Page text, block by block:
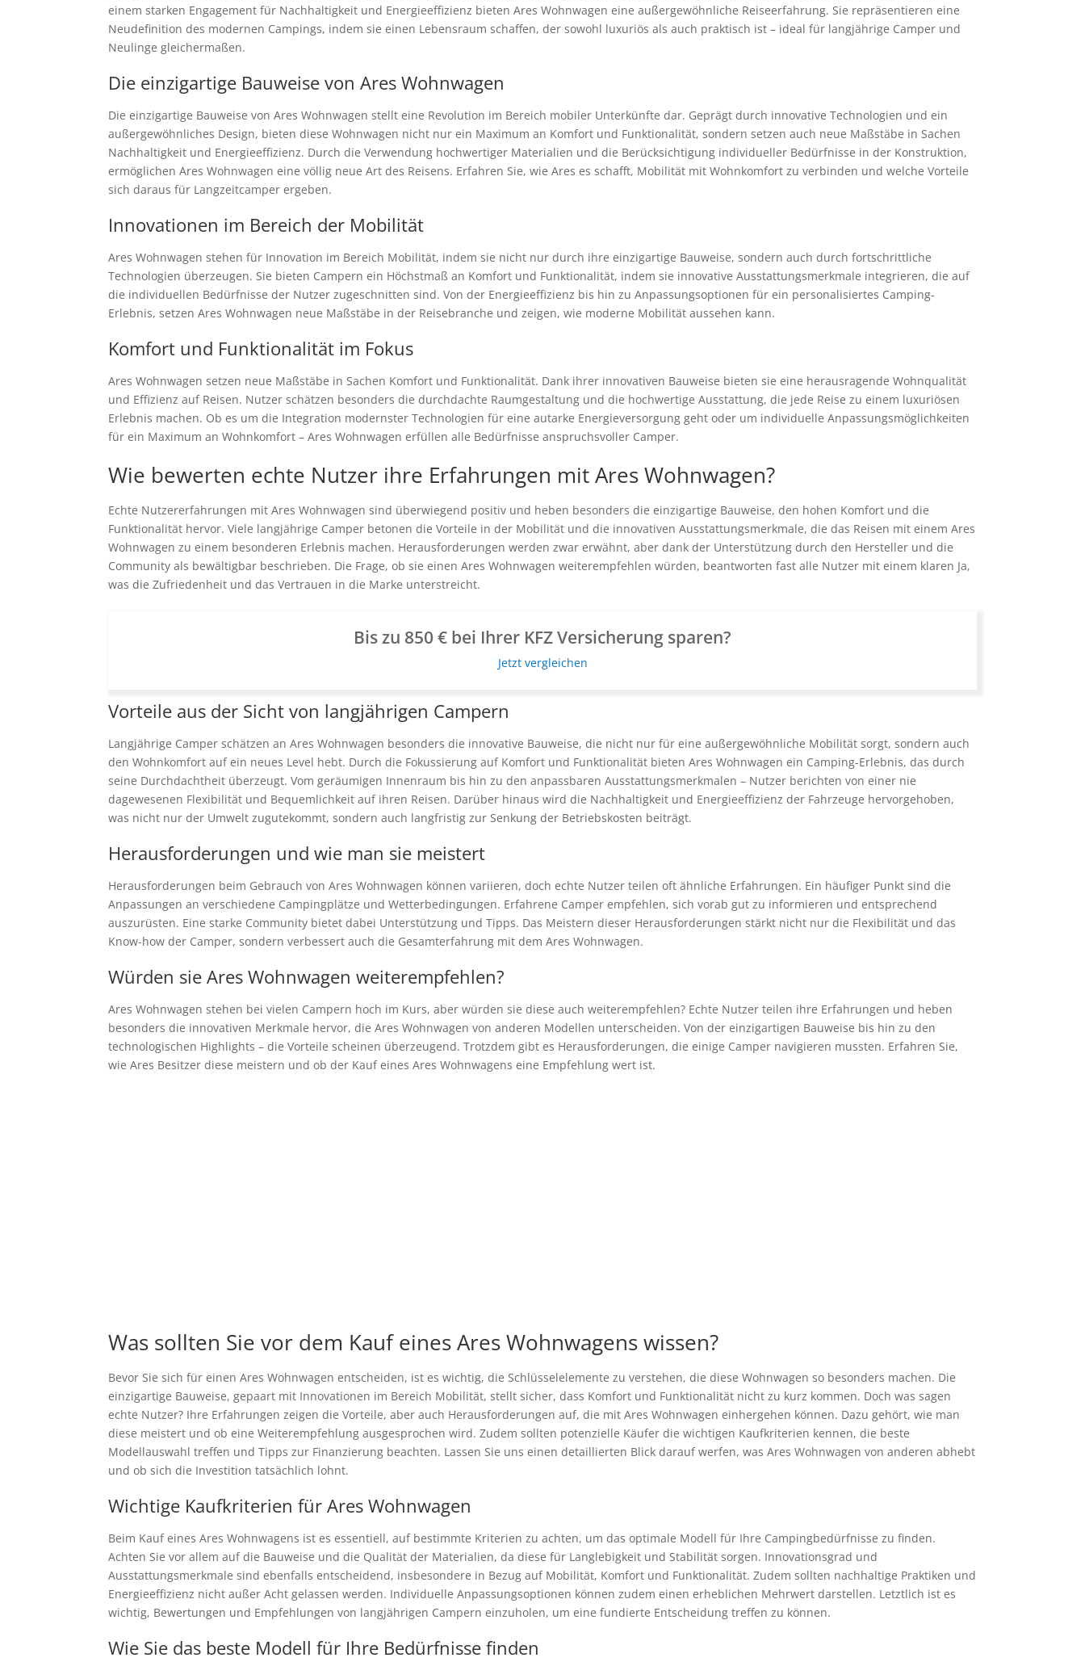
einem starken Engagement für Nachhaltigkeit und Energieeffizienz bieten Ares Wohnwagen eine außergewöhnliche Reiseerfahrung. Sie repräsentieren eine
Neudefinition des modernen Campings, indem sie einen Lebensraum schaffen, der sowohl luxuriös als auch praktisch ist – ideal für langjährige Camper und
Neulinge gleichermaßen.
Die einzigartige Bauweise von Ares Wohnwagen
Die einzigartige Bauweise von Ares Wohnwagen stellt eine Revolution im Bereich mobiler Unterkünfte dar. Geprägt durch innovative Technologien und ein
außergewöhnliches Design, bieten diese Wohnwagen nicht nur ein Maximum an Komfort und Funktionalität, sondern setzen auch neue Maßstäbe in Sachen
Nachhaltigkeit und Energieeffizienz. Durch die Verwendung hochwertiger Materialien und die Berücksichtigung individueller Bedürfnisse in der Konstruktion,
ermöglichen Ares Wohnwagen eine völlig neue Art des Reisens. Erfahren Sie, wie Ares es schafft, Mobilität mit Wohnkomfort zu verbinden und welche Vorteile
sich daraus für Langzeitcamper ergeben.
Innovationen im Bereich der Mobilität
Ares Wohnwagen stehen für Innovation im Bereich Mobilität, indem sie nicht nur durch ihre einzigartige Bauweise, sondern auch durch fortschrittliche
Technologien überzeugen. Sie bieten Campern ein Höchstmaß an Komfort und Funktionalität, indem sie innovative Ausstattungsmerkmale integrieren, die auf
die individuellen Bedürfnisse der Nutzer zugeschnitten sind. Von der Energieeffizienz bis hin zu Anpassungsoptionen für ein personalisiertes Camping-
Erlebnis, setzen Ares Wohnwagen neue Maßstäbe in der Reisebranche und zeigen, wie moderne Mobilität aussehen kann.
Komfort und Funktionalität im Fokus
Ares Wohnwagen setzen neue Maßstäbe in Sachen Komfort und Funktionalität. Dank ihrer innovativen Bauweise bieten sie eine herausragende Wohnqualität
und Effizienz auf Reisen. Nutzer schätzen besonders die durchdachte Raumgestaltung und die hochwertige Ausstattung, die jede Reise zu einem luxuriösen
Erlebnis machen. Ob es um die Integration modernster Technologien für eine autarke Energieversorgung geht oder um individuelle Anpassungsmöglichkeiten
für ein Maximum an Wohnkomfort – Ares Wohnwagen erfüllen alle Bedürfnisse anspruchsvoller Camper.
Wie bewerten echte Nutzer ihre Erfahrungen mit Ares Wohnwagen?
Echte Nutzererfahrungen mit Ares Wohnwagen sind überwiegend positiv und heben besonders die einzigartige Bauweise, den hohen Komfort und die
Funktionalität hervor. Viele langjährige Camper betonen die Vorteile in der Mobilität und die innovativen Ausstattungsmerkmale, die das Reisen mit einem Ares
Wohnwagen zu einem besonderen Erlebnis machen. Herausforderungen werden zwar erwähnt, aber dank der Unterstützung durch den Hersteller und die
Community als bewältigbar beschrieben. Die Frage, ob sie einen Ares Wohnwagen weiterempfehlen würden, beantworten fast alle Nutzer mit einem klaren Ja,
was die Zufriedenheit und das Vertrauen in die Marke unterstreicht.
Bis zu 850 € bei Ihrer KFZ Versicherung sparen?
Jetzt vergleichen
Vorteile aus der Sicht von langjährigen Campern
Langjährige Camper schätzen an Ares Wohnwagen besonders die innovative Bauweise, die nicht nur für eine außergewöhnliche Mobilität sorgt, sondern auch
den Wohnkomfort auf ein neues Level hebt. Durch die Fokussierung auf Komfort und Funktionalität bieten Ares Wohnwagen ein Camping-Erlebnis, das durch
seine Durchdachtheit überzeugt. Vom geräumigen Innenraum bis hin zu den anpassbaren Ausstattungsmerkmalen – Nutzer berichten von einer nie
dagewesenen Flexibilität und Bequemlichkeit auf ihren Reisen. Darüber hinaus wird die Nachhaltigkeit und Energieeffizienz der Fahrzeuge hervorgehoben,
was nicht nur der Umwelt zugutekommt, sondern auch langfristig zur Senkung der Betriebskosten beiträgt.
Herausforderungen und wie man sie meistert
Herausforderungen beim Gebrauch von Ares Wohnwagen können variieren, doch echte Nutzer teilen oft ähnliche Erfahrungen. Ein häufiger Punkt sind die
Anpassungen an verschiedene Campingplätze und Wetterbedingungen. Erfahrene Camper empfehlen, sich vorab gut zu informieren und entsprechend
auszurüsten. Eine starke Community bietet dabei Unterstützung und Tipps. Das Meistern dieser Herausforderungen stärkt nicht nur die Flexibilität und das
Know-how der Camper, sondern verbessert auch die Gesamterfahrung mit dem Ares Wohnwagen.
Würden sie Ares Wohnwagen weiterempfehlen?
Ares Wohnwagen stehen bei vielen Campern hoch im Kurs, aber würden sie diese auch weiterempfehlen? Echte Nutzer teilen ihre Erfahrungen und heben
besonders die innovativen Merkmale hervor, die Ares Wohnwagen von anderen Modellen unterscheiden. Von der einzigartigen Bauweise bis hin zu den
technologischen Highlights – die Vorteile scheinen überzeugend. Trotzdem gibt es Herausforderungen, die einige Camper navigieren mussten. Erfahren Sie,
wie Ares Besitzer diese meistern und ob der Kauf eines Ares Wohnwagens eine Empfehlung wert ist.
Was sollten Sie vor dem Kauf eines Ares Wohnwagens wissen?
Bevor Sie sich für einen Ares Wohnwagen entscheiden, ist es wichtig, die Schlüsselelemente zu verstehen, die diese Wohnwagen so besonders machen. Die
einzigartige Bauweise, gepaart mit Innovationen im Bereich Mobilität, stellt sicher, dass Komfort und Funktionalität nicht zu kurz kommen. Doch was sagen
echte Nutzer? Ihre Erfahrungen zeigen die Vorteile, aber auch Herausforderungen auf, die mit Ares Wohnwagen einhergehen können. Dazu gehört, wie man
diese meistert und ob eine Weiterempfehlung ausgesprochen wird. Zudem sollten potenzielle Käufer die wichtigen Kaufkriterien kennen, die beste
Modellauswahl treffen und Tipps zur Finanzierung beachten. Lassen Sie uns einen detaillierten Blick darauf werfen, was Ares Wohnwagen von anderen abhebt
und ob sich die Investition tatsächlich lohnt.
Wichtige Kaufkriterien für Ares Wohnwagen
Beim Kauf eines Ares Wohnwagens ist es essentiell, auf bestimmte Kriterien zu achten, um das optimale Modell für Ihre Campingbedürfnisse zu finden.
Achten Sie vor allem auf die Bauweise und die Qualität der Materialien, da diese für Langlebigkeit und Stabilität sorgen. Innovationsgrad und
Ausstattungsmerkmale sind ebenfalls entscheidend, insbesondere in Bezug auf Mobilität, Komfort und Funktionalität. Zudem sollten nachhaltige Praktiken und
Energieeffizienz nicht außer Acht gelassen werden. Individuelle Anpassungsoptionen können zudem einen erheblichen Mehrwert darstellen. Letztlich ist es
wichtig, Bewertungen und Empfehlungen von langjährigen Campern einzuholen, um eine fundierte Entscheidung treffen zu können.
Wie Sie das beste Modell für Ihre Bedürfnisse finden